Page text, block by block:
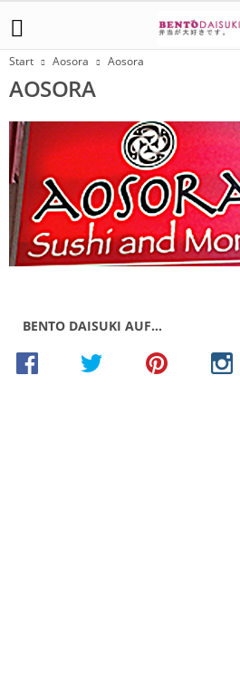
Start Aosora Aosora
AOSORA
BENTO DAISUKI AUF…